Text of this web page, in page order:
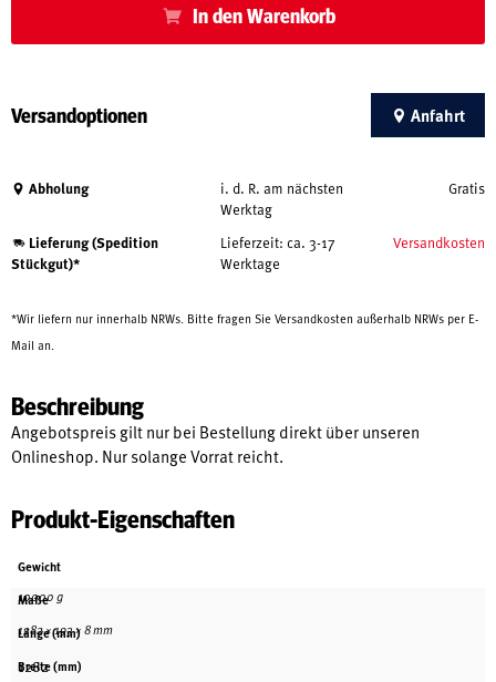
In den Warenkorb
Versandoptionen Anfahrt
Abholung
i. d. R. am nächsten
Werktag
Gratis
Lieferung (Spedition
Stückgut)*
Lieferzeit: ca. 3-17
Werktage
Versandkosten
*Wir liefern nur innerhalb NRWs. Bitte fragen Sie Versandkosten außerhalb NRWs per E-
Mail an.
Beschreibung
Angebotspreis gilt nur bei Bestellung direkt über unseren
Onlineshop. Nur solange Vorrat reicht.
Produkt-Eigenschaften
Gewicht
10000 g
Maße
1282 × 193 × 8 mm
Länge (mm)
1282
Breite (mm)